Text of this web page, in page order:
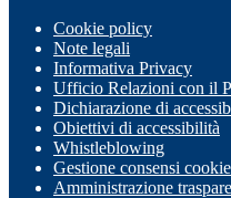
Cookie policy
Note legali
Informativa Privacy
Ufficio Relazioni con il
Dichiarazione di
Obiettivi di accessibilità
Whistleblowing
Gestione consensi cookie
Amministrazione